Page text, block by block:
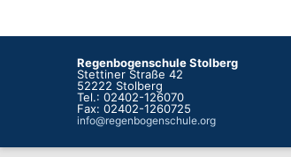
Regenbogenschule Stolberg
Stettiner Straße 42
52222 Stolberg
Tel.: 02402-126070
Fax: 02402-1260725
info@regenbogenschule.org